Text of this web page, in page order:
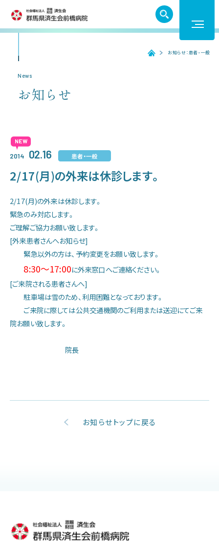
受診のご案内
病院紹介
当院の特色
診療部門のご案内
看護部のご案内
ホーム お知らせ：患者・一般
News
お知らせ
2014 02.16 患者・一般
2/17(月)の外来は休診します。
2/17(月)の外来は休診します。
緊急のみ対応します。
ご理解ご協力お願い致します。
[外来患者さんへお知らせ]
緊急以外の方は、予約変更をお願い致します。
8:30～17:00に外来窓口へご連絡ください。
[ご来院される患者さんへ]
駐車場は雪のため、利用困難となっております。
ご来院に際しては公共交通機関のご利用または送迎にてご来
院お願い致します。
院長
お知らせトップに戻る